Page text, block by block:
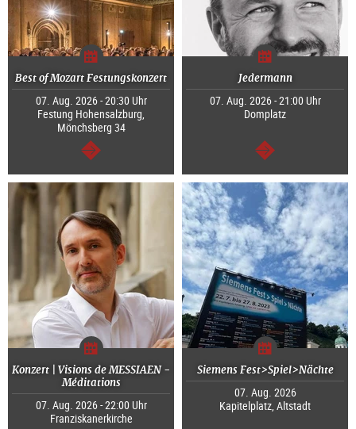
Best of Mozart Festungskonzert
07. Aug. 2026 - 20:30 Uhr
Festung Hohensalzburg,
Mönchsberg 34
weiter
Jedermann
07. Aug. 2026 - 21:00 Uhr
Domplatz
weiter
Konzert | Visions de MESSIAEN -
Méditations
07. Aug. 2026 - 22:00 Uhr
Franziskanerkirche
Siemens Fest>Spiel>Nächte
07. Aug. 2026
Kapitelplatz, Altstadt